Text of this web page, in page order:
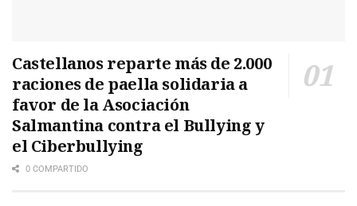
Castellanos reparte más de 2.000
raciones de paella solidaria a
favor de la Asociación
Salmantina contra el Bullying y
el Ciberbullying
0 COMPARTIDO